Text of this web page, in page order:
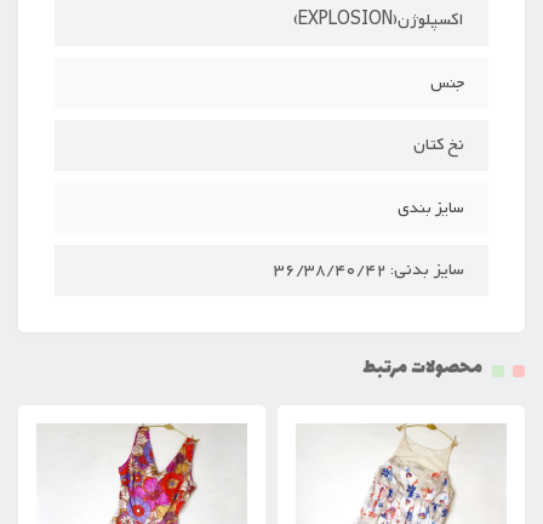
اکسپلوژن(EXPLOSION)
جنس
نخ کتان
سایز بندی
سایز بدنی: 36/38/40/42
محصولات مرتبط